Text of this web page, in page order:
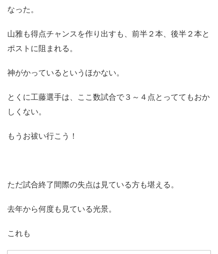
なった。
山雅も得点チャンスを作り出すも、前半２本、後半２本と
ポストに阻まれる。
神がかっているというほかない。
とくに工藤選手は、ここ数試合で３～４点とっててもおか
しくない。
もうお祓い行こう！
ただ試合終了間際の失点は見ている方も堪える。
去年から何度も見ている光景。
これも